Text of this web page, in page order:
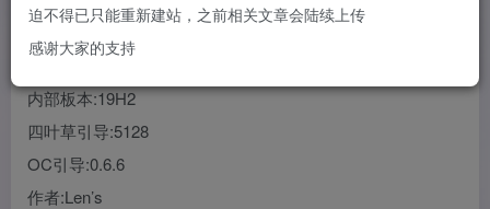
内部板本:19H2
四叶草引导:5128
OC引导:0.6.6
作者:Len’s
迫不得已只能重新建站，之前相关文章会陆续上传
感谢大家的支持